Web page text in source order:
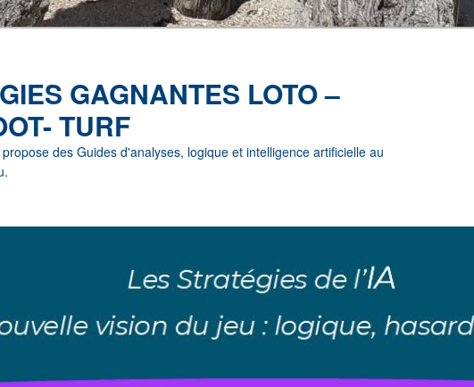
GAGNANTES LOTO –
TURF
des Guides d'analyses, logique et intelligence artificielle au